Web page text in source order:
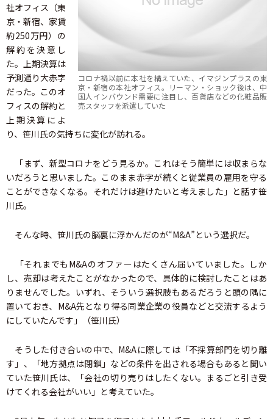
コロナ禍以前に本社を構えていた、イマジンプラスの東
京・新宿の本社オフィス。リーマン・ショック後は、中
国人インバウンド需要に注目し、百貨店などの化粧品販
売スタッフを派遣していた
社オフィス（東
京・新宿、家賃
約250万円）の
解約を決意し
た。上期決算は
予測通り大赤字
だった。このオ
フィスの解約と
上期決算によ
り、笹川氏の気持ちに変化が訪れる。
「まず、新型コロナをどう見るか。これはそう簡単には収まらな
いだろうと思いました。このまま赤字が続くと従業員の雇用を守る
ことができなくなる。それだけは避けたいと考えました」と話す笹
川氏。
そんな時、笹川氏の脳裏に浮かんだのが“M&A”という選択だ。
「それまでもM&Aのオファーはたくさん届いていました。しか
し、売却は考えたことがなかったので、具体的に検討したことはあ
りませんでした。いずれ、そういう選択肢もあるだろうと頭の隅に
置いておき、M&A先となり得る同業企業の役員などと交流するよう
にしていたんです」（笹川氏）
そうした付き合いの中で、M&Aに際しては「不採算部門を切り離
す」、「地方拠点は閉鎖」などの条件を出される場合もあると聞い
ていた笹川氏は、「会社の切り売りはしたくない。まるごと引き受
けてくれる会社がいい」と考えていた。